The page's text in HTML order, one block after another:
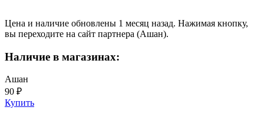
Цена и наличие обновлены 1 месяц назад. Нажимая кнопку,
вы переходите на сайт партнера (Ашан).
Наличие в магазинах:
Ашан
90 ₽
Купить